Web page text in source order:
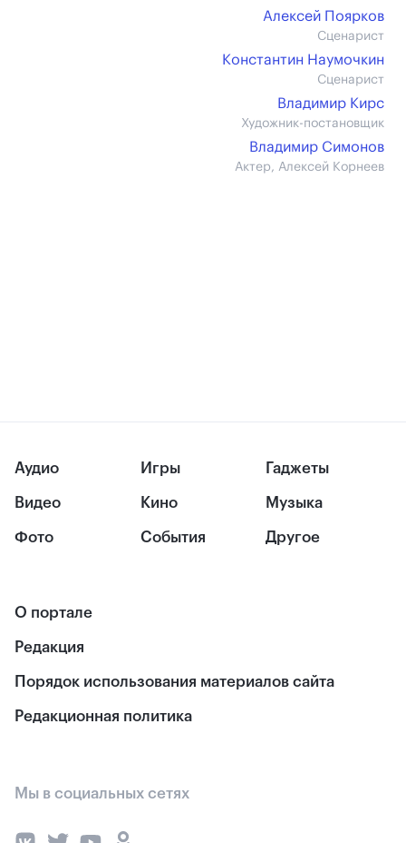
Алексей Поярков
Сценарист
Константин Наумочкин
Сценарист
Владимир Кирс
Художник-постановщик
Владимир Симонов
Актер, Алексей Корнеев
Аудио
Видео
Фото
Игры
Кино
События
Гаджеты
Музыка
Другое
О портале
Редакция
Порядок использования материалов сайта
Редакционная политика
Мы в социальных сетях